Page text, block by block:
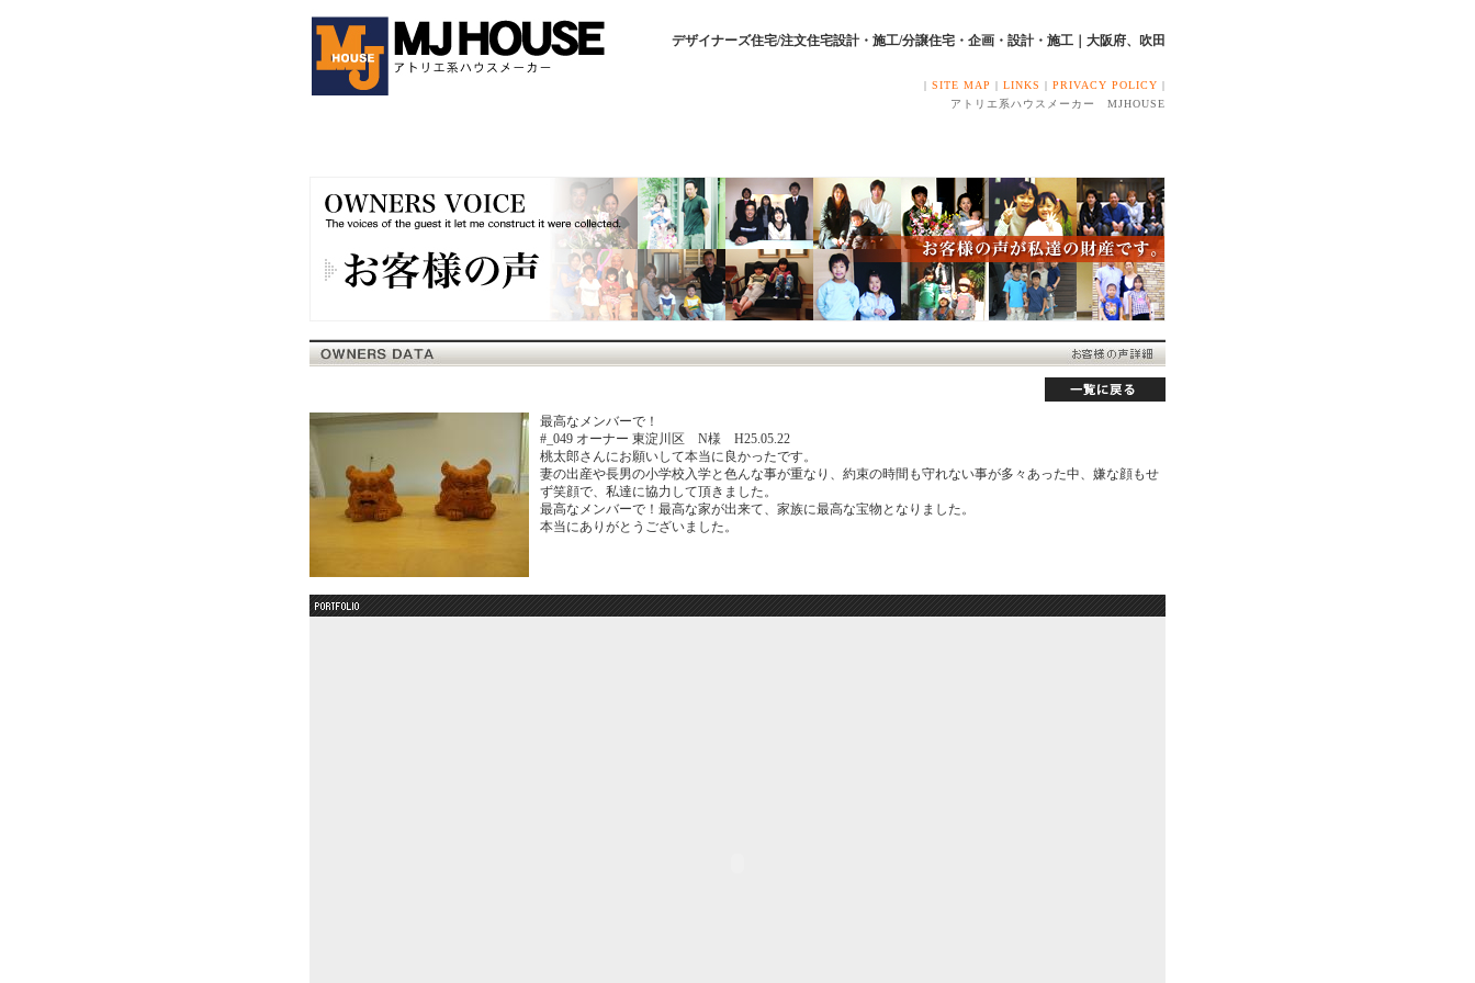
デザイナーズ住宅/注文住宅設計・施工/分譲住宅・企画・設計・施工｜大阪府、吹田
| SITE MAP | LINKS | PRIVACY POLICY |
アトリエ系ハウスメーカー MJHOUSE
最高なメンバーで！
#_049 オーナー 東淀川区 N様 H25.05.22
桃太郎さんにお願いして本当に良かったです。
妻の出産や長男の小学校入学と色んな事が重なり、約束の時間も守れない事が多々あった中、嫌な顔もせ
ず笑顔で、私達に協力して頂きました。
最高なメンバーで！最高な家が出来て、家族に最高な宝物となりました。
本当にありがとうございました。